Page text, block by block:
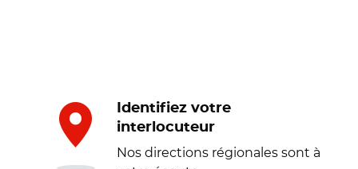
Identifiez votre
interlocuteur
Nos directions régionales sont à